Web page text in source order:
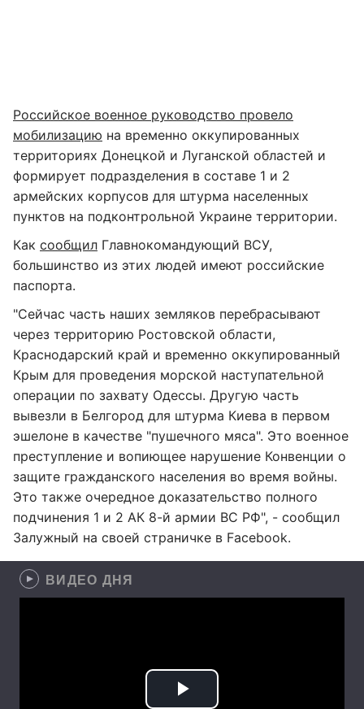
Российское военное руководство провело
мобилизацию на временно оккупированных
территориях Донецкой и Луганской областей и
формирует подразделения в составе 1 и 2
армейских корпусов для штурма населенных
пунктов на подконтрольной Украине территории.
Как сообщил Главнокомандующий ВСУ,
большинство из этих людей имеют российские
паспорта.
"Сейчас часть наших земляков перебрасывают
через территорию Ростовской области,
Краснодарский край и временно оккупированный
Крым для проведения морской наступательной
операции по захвату Одессы. Другую часть
вывезли в Белгород для штурма Киева в первом
эшелоне в качестве "пушечного мяса". Это военное
преступление и вопиющее нарушение Конвенции о
защите гражданского населения во время войны.
Это также очередное доказательство полного
подчинения 1 и 2 АК 8-й армии ВС РФ", - сообщил
Залужный на своей страничке в Facebook.
ВИДЕО ДНЯ